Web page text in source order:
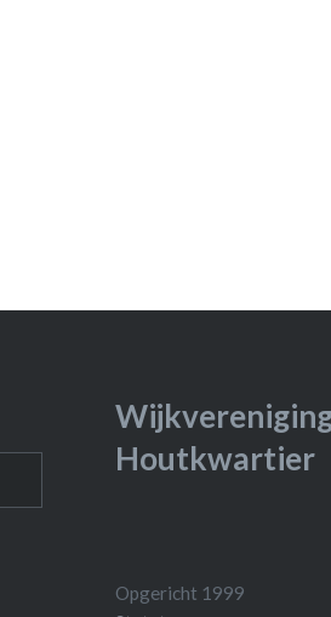
Houtkwartier
Opgericht 1999